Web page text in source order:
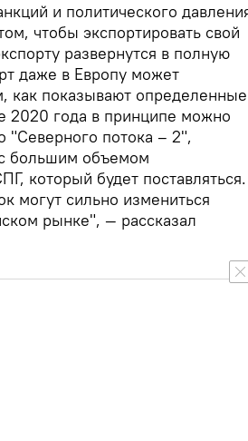
и политического
чтобы экспортировать свой
развернутся в полную
даже в Европу может
как показывают определенные
2020 года в принципе можно
"Северного потока – 2",
большим объемом
который будет поставляться.
могут сильно измениться
рынке", — рассказал